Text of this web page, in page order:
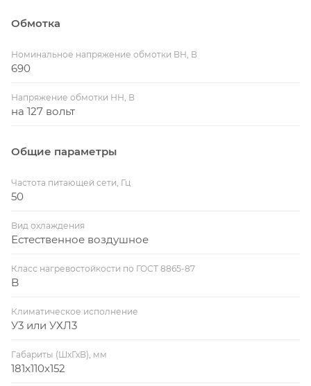
Обмотка
Номинальное напряжение обмотки ВН, В
690
Напряжение обмотки НН, В
на 127 вольт
Общие параметры
Частота питающей сети, Гц
50
Вид охлаждения
Естественное воздушное
Класс нагревостойкости по ГОСТ 8865-87
B
Климатическое исполнение
У3 или УХЛ3
Габариты (ШхГхВ), мм
181х110х152